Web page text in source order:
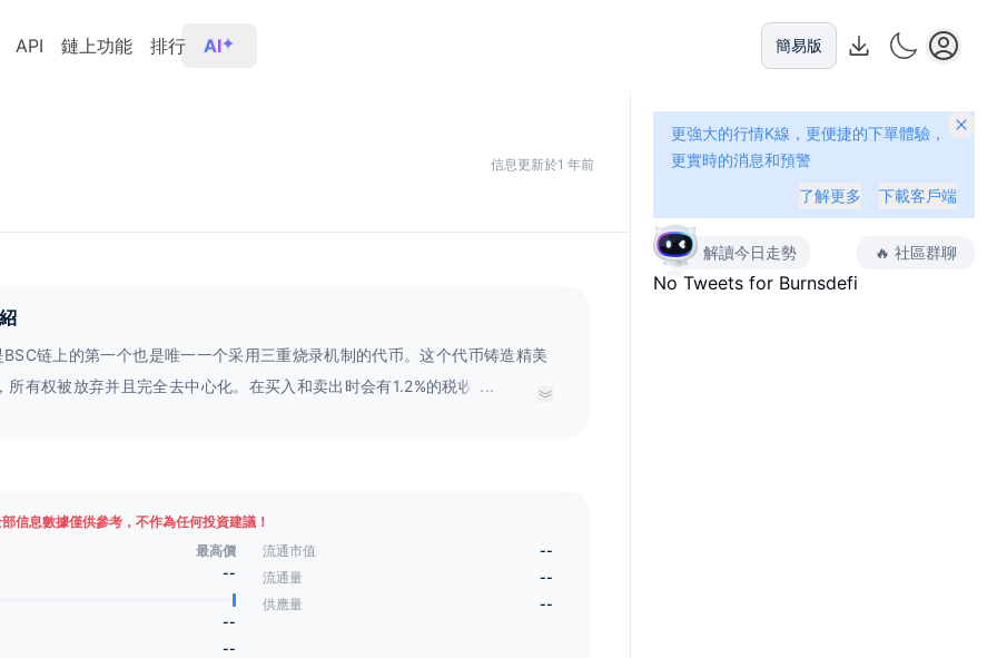
API 鏈上功能 排行 AI 簡易版
信息更新於1 年前
链上的第一个也是唯一一个采用三重烧录机制的代币。这个代币铸造精美
所有权被放弃并且完全去中心化。在买入和卖出时会有1.2%的税收，其中1%
...
信息數據僅供參考，不作為任何投資建議！
最高價
--
--
--
流通市值
--
流通量
--
供應量
--
更強大的行情K線，更便捷的下單體驗，
更實時的消息和預警
了解更多
下載客戶端
解讀今日走勢 🔥 社區群聊
No Tweets for Burnsdefi